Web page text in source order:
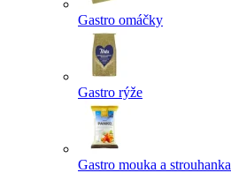
Gastro omáčky
Gastro rýže
Gastro mouka a strouhanka